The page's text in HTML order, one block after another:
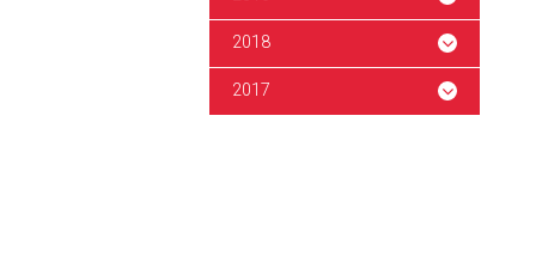
2018
2017